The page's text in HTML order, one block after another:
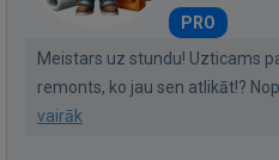
PRO
Meistars uz stundu! Uzticams
remonts, ko jau sen atlikāt!?
vairāk